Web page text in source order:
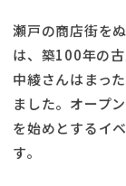
瀬戸の商店街を
は、築100年の
中綾さんはまっ
ました。オープ
を始めとするイ
す。